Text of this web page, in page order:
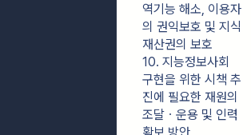
역기능 해소, 이용자
의 권익보호 및 지식
재산권의 보호
10. 지능정보사회
구현을 위한 시책 추
진에 필요한 재원의
조달ㆍ운용 및 인력